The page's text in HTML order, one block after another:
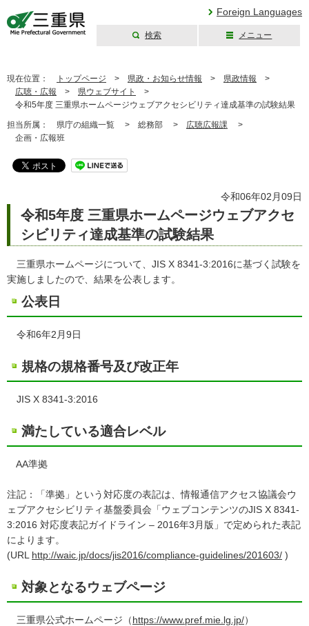
Foreign Languages
検索 メニュー
現在位置： トップページ > 県政・お知らせ情報 > 県政情報 >
広聴・広報 > 県ウェブサイト
>
令和5年度 三重県ホームページウェブアクセシビリティ達成基準の試験結果
担当所属： 県庁の組織一覧 > 総務部 > 広聴広報課 >
企画・広報班
令和06年02月09日
令和5年度 三重県ホームページウェブアクセ
シビリティ達成基準の試験結果
三重県ホームページについて、JIS X 8341-3:2016に基づく試験を
実施しましたので、結果を公表します。
公表⽇
令和6年2月9日
規格の規格番号及び改正年
JIS X 8341-3:2016
満たしている適合レベル
AA準拠
注記：「準拠」という対応度の表記は、情報通信アクセス協議会ウ
ェブアクセシビリティ基盤委員会「ウェブコンテンツのJIS X 8341-
3:2016 対応度表記ガイドライン – 2016年3月版」で定められた表記
によります。
(URL http://waic.jp/docs/jis2016/compliance-guidelines/201603/ )
対象となるウェブページ
三重県公式ホームページ（https://www.pref.mie.lg.jp/）